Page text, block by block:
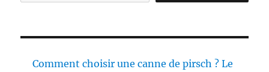
l
c
Comment choisir une canne de pirsch ? Le